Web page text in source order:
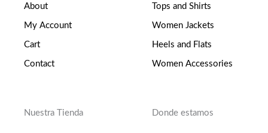
About
My Account
Cart
Contact
Tops and Shirts
Women Jackets
Heels and Flats
Women Accessories
Nuestra Tienda Donde estamos